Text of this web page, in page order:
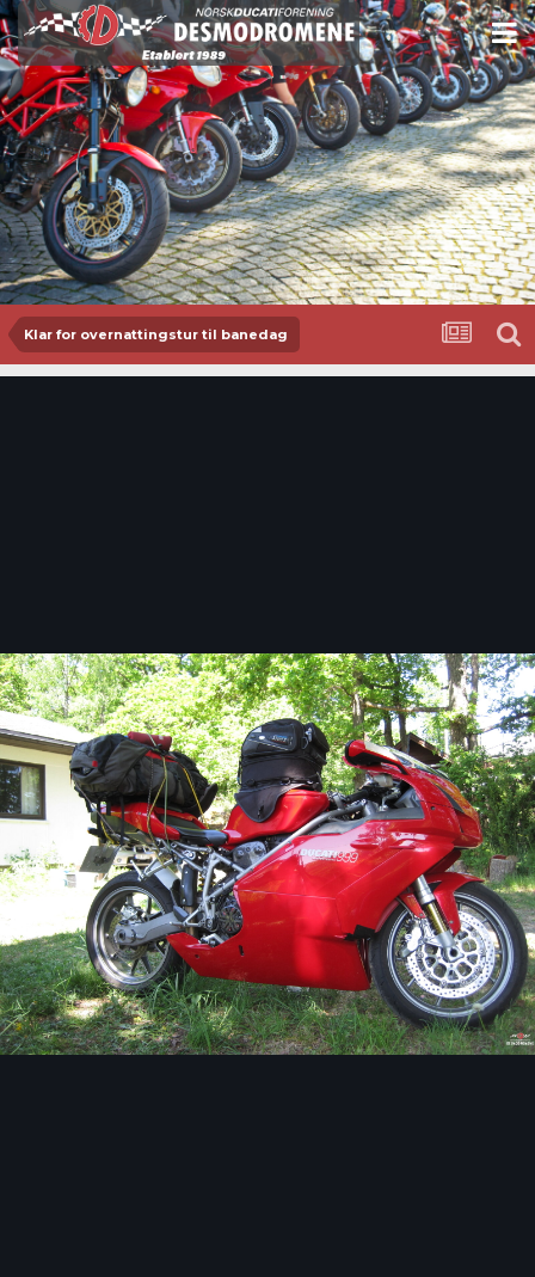
Klar for overnattingstur til banedag